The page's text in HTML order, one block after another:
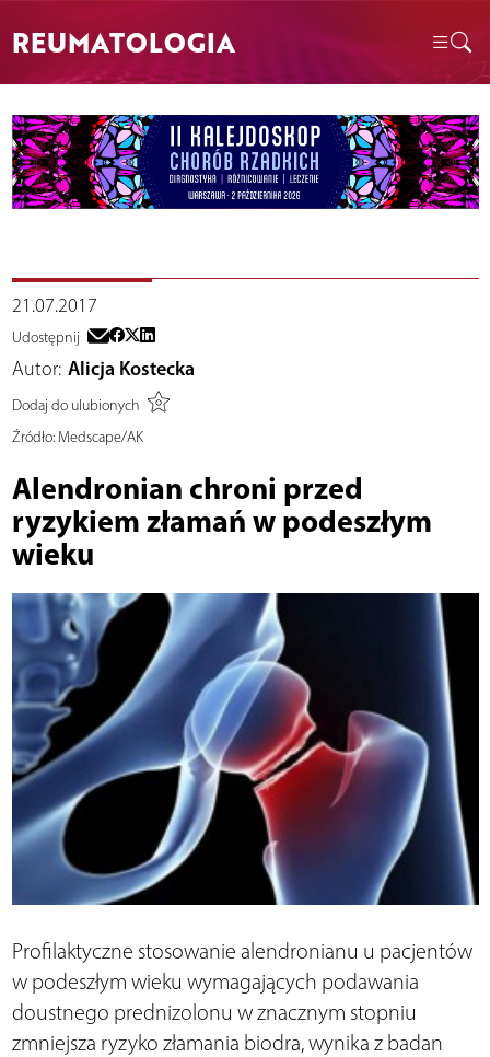
REUMATOLOGIA
21.07.2017
Udostępnij
Autor: Alicja Kostecka
Dodaj do ulubionych
Źródło:Medscape/AK
Alendronian chroni przed
ryzykiem złamań w podeszłym
wieku
Profilaktyczne stosowanie alendronianu u pacjentów
w podeszłym wieku wymagających podawania
doustnego prednizolonu w znacznym stopniu
zmniejsza ryzyko złamania biodra, wynika z badan